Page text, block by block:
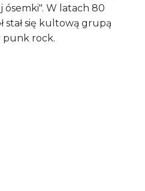
ósemki". W latach 80
stał się kultową grupą
punk rock.